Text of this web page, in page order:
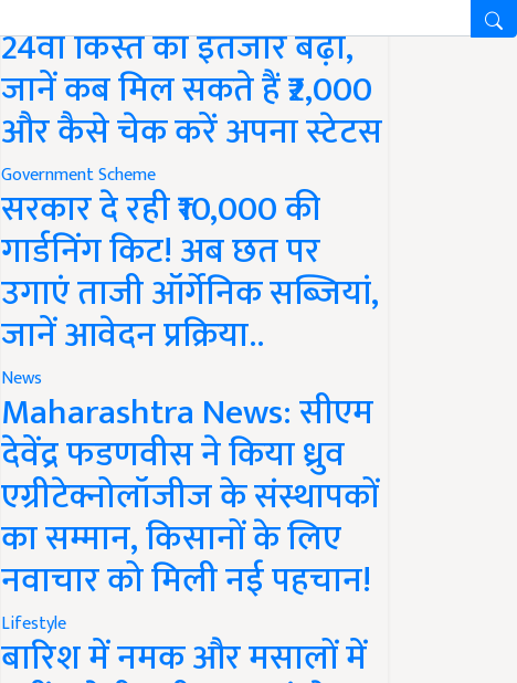
24वीं किस्त का इंतजार बढ़ा,
जानें कब मिल सकते हैं ₹2,000
और कैसे चेक करें अपना स्टेटस
Government Scheme
सरकार दे रही ₹10,000 की
गार्डनिंग किट! अब छत पर
उगाएं ताजी ऑर्गेनिक सब्जियां,
जानें आवेदन प्रक्रिया..
News
Maharashtra News: सीएम
देवेंद्र फडणवीस ने किया ध्रुव
एग्रीटेक्नोलॉजीज के संस्थापकों
का सम्मान, किसानों के लिए
नवाचार को मिली नई पहचान!
Lifestyle
बारिश में नमक और मसालों में